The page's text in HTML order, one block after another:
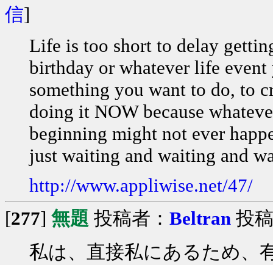
信]
Life is too short to delay
birthday or whatever life
something you want to do, to
doing it NOW because
beginning might not ever
just waiting and waiting and
http://www.appliwise.net/47/
[277] 無題 投稿者： Beltran 投
私は、直接私にあるため、